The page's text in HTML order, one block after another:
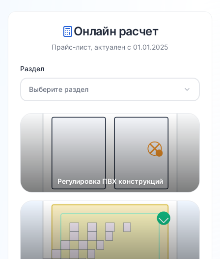
Онлайн расчет
Прайс-лист, актуален с 01.01.2025
Раздел
Выберите раздел
Регулировка ПВХ конструкций